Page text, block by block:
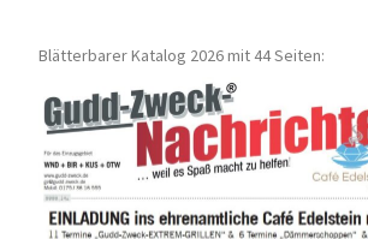
Blätterbarer Katalog 2026 mit 44 Seiten: